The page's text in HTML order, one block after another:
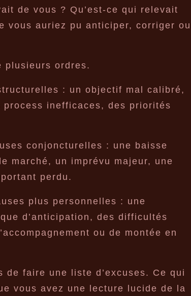
de vous ? Qu’est-ce qui relevait
vous auriez pu anticiper, corriger ou
plusieurs ordres.
: un objectif mal calibré,
process inefficaces, des priorités
conjoncturelles : une baisse
marché, un imprévu majeur, une
perdu.
plus personnelles : une
d’anticipation, des difficultés
ou de montée en
de faire une liste d’excuses. Ce qui
vous avez une lecture lucide de la